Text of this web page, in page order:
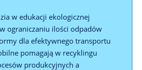
w edukacji ekologicznej
ograniczaniu ilości odpadów
dla efektywnego transportu
pomagają w recyklingu
produkcyjnych a